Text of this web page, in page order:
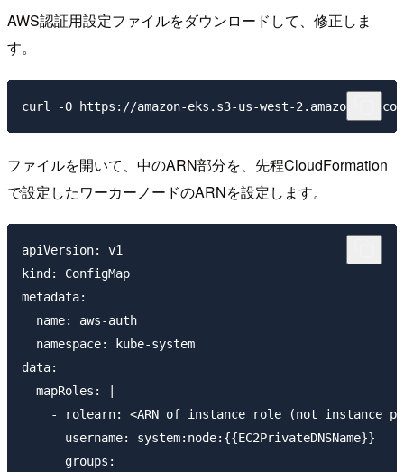
AWS認証用設定ファイルをダウンロードして、修正しま
す。
ファイルを開いて、中のARN部分を、先程CloudFormation
で設定したワーカーノードのARNを設定します。
apiVersion: v1
kind: ConfigMap
metadata:
  name: aws-auth
  namespace: kube-system
data:
  mapRoles: |
- rolearn: <ARN of instance role (not instance
      username: system:node:{{EC2PrivateDNSName}}
      groups: